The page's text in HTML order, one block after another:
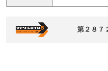
第２８７